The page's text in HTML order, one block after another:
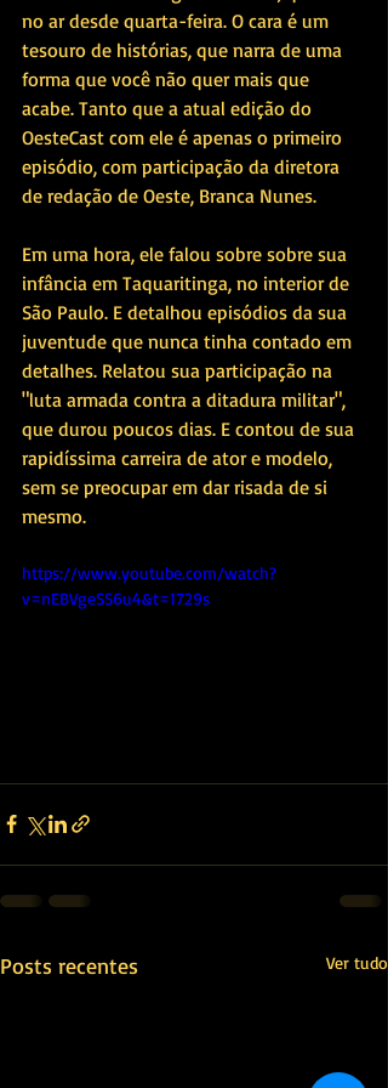
no ar desde quarta-feira. O cara é um
tesouro de histórias, que narra de uma
forma que você não quer mais que
acabe. Tanto que a atual edição do
OesteCast com ele é apenas o primeiro
episódio, com participação da diretora
de redação de Oeste, Branca Nunes.
Em uma hora, ele falou sobre sobre sua
infância em Taquaritinga, no interior de
São Paulo. E detalhou episódios da sua
juventude que nunca tinha contado em
detalhes. Relatou sua participação na
"luta armada contra a ditadura militar",
que durou poucos dias. E contou de sua
rapidíssima carreira de ator e modelo,
sem se preocupar em dar risada de si
mesmo.
https://www.youtube.com/watch?
v=nEBVgeSS6u4&t=1729s
Posts recentes Ver tudo